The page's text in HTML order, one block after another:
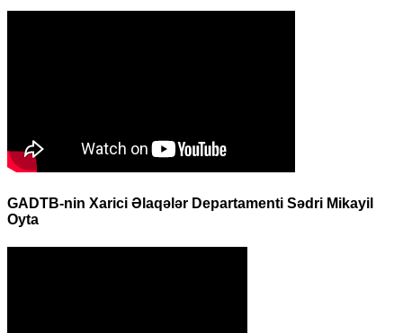
GADTB-nin Xarici Əlaqələr Departamenti Sədri Mikayil
Oyta